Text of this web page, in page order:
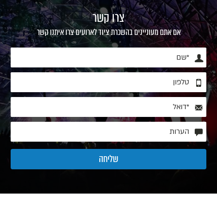
צרו קשר
אם אתם מעוניינים בהשכרת ציוד לארועים צרו איתנו קשר